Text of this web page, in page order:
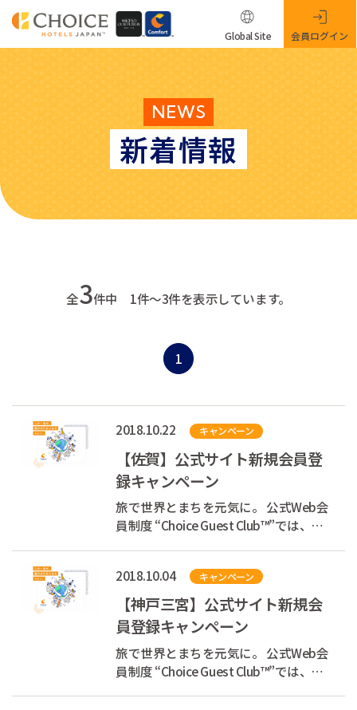
NEWS
新着情報
Global Site 会員ログイン
全3件中 1件～3件を表示しています。
1
2018.10.22 キャンペーン
【佐賀】公式サイト新規会員登
録キャンペーン
旅で世界とまちを元気に。 公式Web会
員制度 “Choice Guest Club™”では、お
に、世界とまちを元気にできる、そん
な素敵な循環をつくります。 現在、会
員登録キャンペーン...
2018.10.04 キャンペーン
【神戸三宮】公式サイト新規会
員登録キャンペーン
旅で世界とまちを元気に。 公式Web会
員制度 “Choice Guest Club™”では、お